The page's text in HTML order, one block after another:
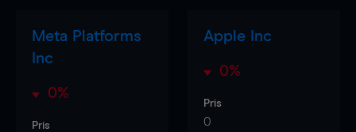
Meta Platforms
Inc
0%
Pris
Apple Inc
0%
Pris
0